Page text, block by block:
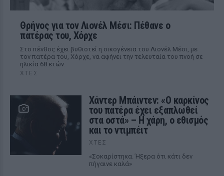
Θρήνος για τον Λιονέλ Μέσι: Πέθανε ο
πατέρας του, Χόρχε
Στο πένθος έχει βυθιστεί η οικογένεια του Λιονέλ Μέσι, με
τον πατέρα του, Χόρχε, να αφήνει την τελευταία του πνοή σε
ηλικία 68 ετών.
ΧΤΕΣ
Χάντερ Μπάιντεν: «Ο καρκίνος
του πατέρα έχει εξαπλωθεί
στα οστά» – Η χάρη, ο εθισμός
και το ντιμπέιτ
ΧΤΕΣ
«Σοκαρίστηκα. Ήξερα ότι κάτι δεν
πήγαινε καλά»